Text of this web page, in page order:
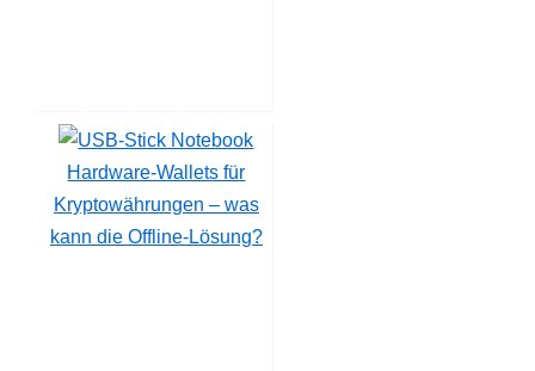
Hardware-Wallets für
Kryptowährungen – was
kann die Offline-Lösung?